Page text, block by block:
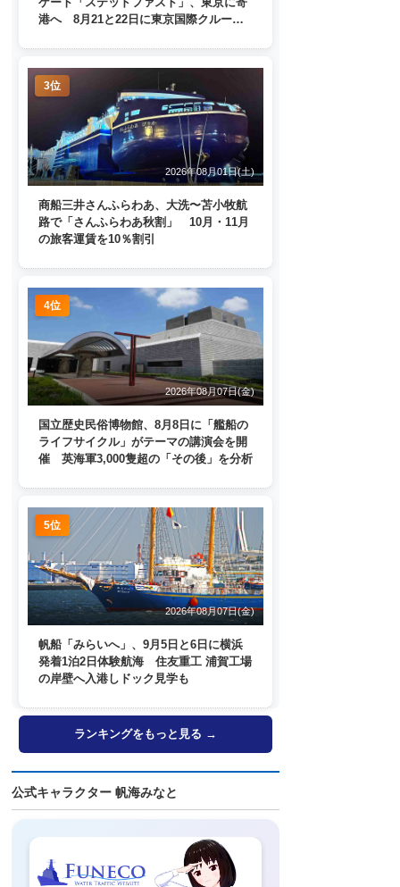
港へ 8月21と22日に東京国際クルーズ
3位
2026年08月01日(土)
商船三井さんふらわあ、大洗〜苫小牧航
路で「さんふらわあ秋割」 10月・11月
の旅客運賃を10％割引
4位
2026年08月07日(金)
国立歴史民俗博物館、8月8日に「艦船の
ライフサイクル」がテーマの講演会を開
催 英海軍3,000隻超の「その後」を分析
5位
2026年08月07日(金)
帆船「みらいへ」、9月5日と6日に横浜
発着1泊2日体験航海 住友重工 浦賀工場
の岸壁へ入港しドック見学も
ランキングをもっと見る →
公式キャラクター 帆海みなと